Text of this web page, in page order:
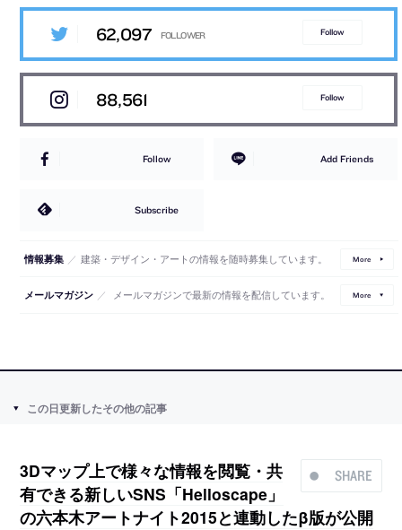
62,097 Follow
88,561 Follow
Follow Add Friends
Subscribe
情報募集 ／ 建築・デザイン・アートの情報を随時募集しています。 More
メールマガジン ／ メールマガジンで最新の情報を配信しています。 More
この日更新したその他の記事
SHARE
3Dマップ上で様々な情報を閲覧・共
有できる新しいSNS「Helloscape」
の六本木アートナイト2015と連動したβ版が公開